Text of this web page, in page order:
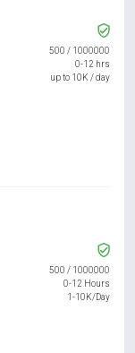
500 / 1000000
0-12 hrs
up to 10K / day
500 / 1000000
0-12 Hours
1-10K/Day